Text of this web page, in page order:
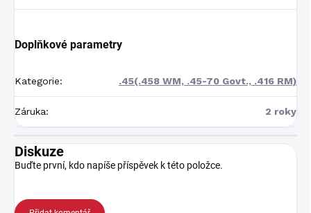
Doplňkové parametry
Kategorie: .45(.458 WM, .45-70 Govt., .416 RM)
Záruka: 2 roky
Diskuze
Buďte první, kdo napíše příspěvek k této položce.